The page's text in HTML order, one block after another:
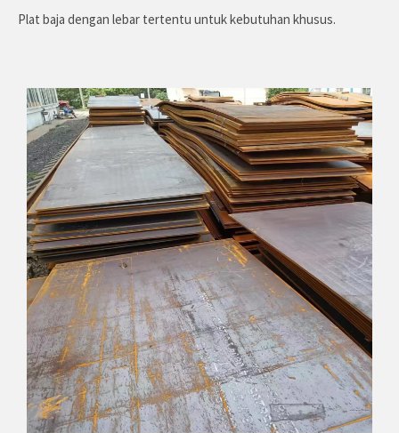
Plat baja dengan lebar tertentu untuk kebutuhan khusus.